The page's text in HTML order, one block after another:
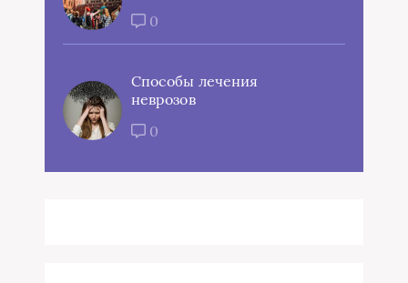
0
Способы лечения
неврозов
0